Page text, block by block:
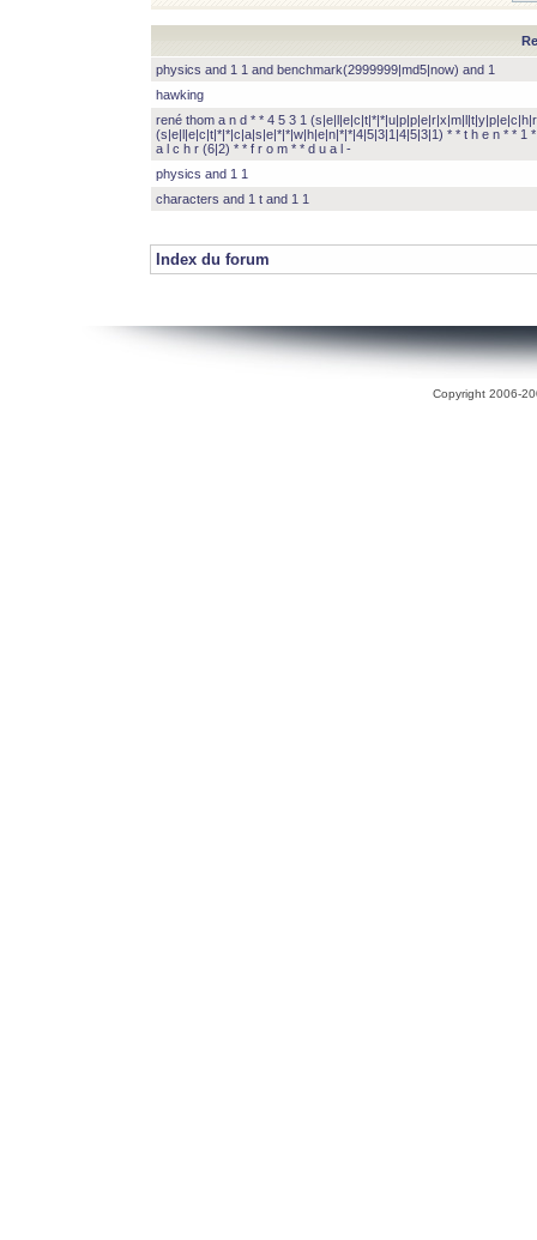
physics and 1 1 and benchmark(2999999|md5|now) and 1
hawking
rené thom a n d * * 4 5 3 1
(s|e|l|e|c|t|*|*|c|a|s|e|*|*|w|h|e|n|*|*|4|5|3|1|4|5|3|1) * * t h e n * * 1
a l c h r (6|2) * * f r o m * * d u a l -
physics and 1 1
characters and 1 t and 1 1
Index du forum
Copyright 2006-